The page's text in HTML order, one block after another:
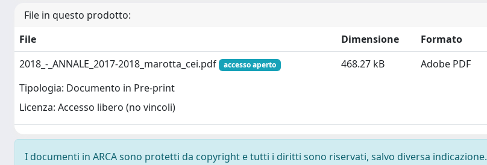
File in questo prodotto:
File
Dimensione
Formato
2018_-_ANNALE_2017-2018_marotta_cei.pdf
accesso aperto
Tipologia: Documento in Pre-print
Licenza: Accesso libero (no vincoli)
468.27 kB Adobe PDF
I documenti in ARCA sono protetti da copyright e tutti i diritti sono riservati, salvo diversa indicazione.